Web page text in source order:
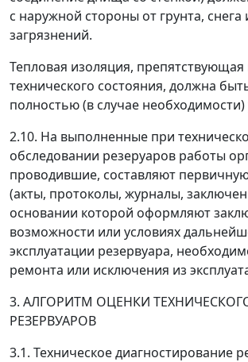
с наружной стороны от грунта, снега
загрязнений.
Тепловая изоляция,
технического состояния, должна
полностью (в случае необходимости)
2.10. На выполненные при
обследовании резеруаров работы
проводившие, составляют
(акты, протоколы, журналы,
основании которой оформляют
возможности или условиях
эксплуатации резервуара,
ремонта или исключения из
3. АЛГОРИТМ ОЦЕНКИ
РЕЗЕРВУАРОВ
3.1. Техническое диагностирование